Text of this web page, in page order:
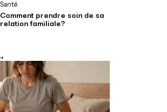
Santé
Comment prendre soin de sa
relation familiale?